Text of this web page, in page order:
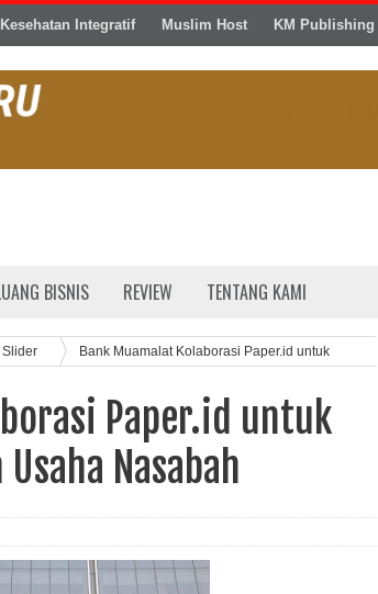
Kesehatan Integratif Muslim Host KM Publishing
BISNIS REVIEW TENTANG KAMI
Slider
Bank Muamalat Kolaborasi Paper.id untuk
Paper.id untuk
Nasabah